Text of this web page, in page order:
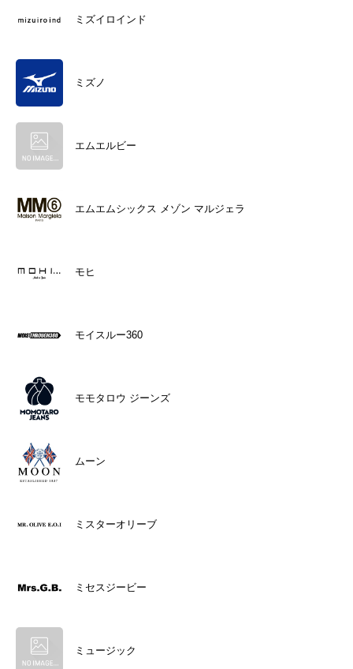
ミズイロインド
ミズノ
エムエルビー
エムエムシックス メゾン マルジェラ
モヒ
モイスルー360
モモタロウ ジーンズ
ムーン
ミスターオリーブ
ミセスジービー
ミュージック